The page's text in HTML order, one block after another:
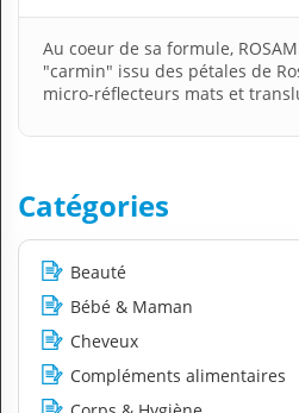
Au coeur de sa formule,
"carmin" issu des pétales de
micro-réflecteurs mats et
Catégories
Beauté
Bébé & Maman
Cheveux
Compléments alimentaires